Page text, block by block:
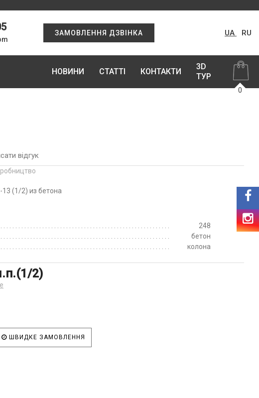
ЗАМОВЛЕННЯ ДЗВІНКА UA RU
НОВИНИ СТАТТІ КОНТАКТИ
3D
ТУР
0
відгук
13 (1/2) из бетона
248
бетон
колона
2)
ШВИДКЕ ЗАМОВЛЕННЯ